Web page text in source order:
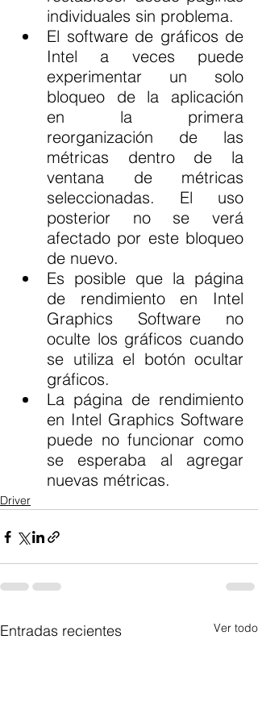
individuales sin problema.
El software de gráficos de
Intel a veces puede
experimentar un solo
bloqueo de la aplicación
en la primera
reorganización de las
métricas dentro de la
ventana de métricas
seleccionadas. El uso
posterior no se verá
afectado por este bloqueo
de nuevo.
Es posible que la página
de rendimiento en Intel
Graphics Software no
oculte los gráficos cuando
se utiliza el botón ocultar
gráficos.
La página de rendimiento
en Intel Graphics Software
puede no funcionar como
se esperaba al agregar
nuevas métricas.
Driver
Entradas recientes Ver todo